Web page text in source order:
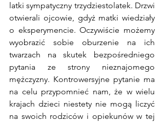
latki sympatyczny trzydziestolatek. Drzwi
otwierali ojcowie, gdyż matki wiedziały
o eksperymencie. Oczywiście możemy
wyobrazić sobie oburzenie na ich
twarzach na skutek bezpośredniego
pytania ze strony nieznajomego
mężczyzny. Kontrowersyjne pytanie ma
na celu przypomnieć nam, że w wielu
krajach dzieci niestety nie mogą liczyć
na swoich rodziców i opiekunów w tej